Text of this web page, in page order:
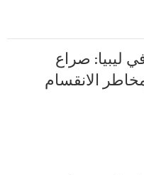
ليبيا: صراع
الانقسام